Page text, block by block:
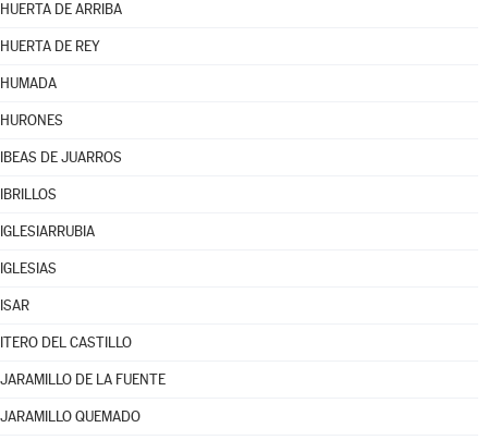
HUERTA DE ARRIBA
HUERTA DE REY
HUMADA
HURONES
IBEAS DE JUARROS
IBRILLOS
IGLESIARRUBIA
IGLESIAS
ISAR
ITERO DEL CASTILLO
JARAMILLO DE LA FUENTE
JARAMILLO QUEMADO